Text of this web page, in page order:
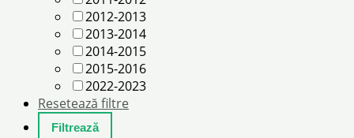
2012-2013
2013-2014
2014-2015
2015-2016
2022-2023
Resetează filtre